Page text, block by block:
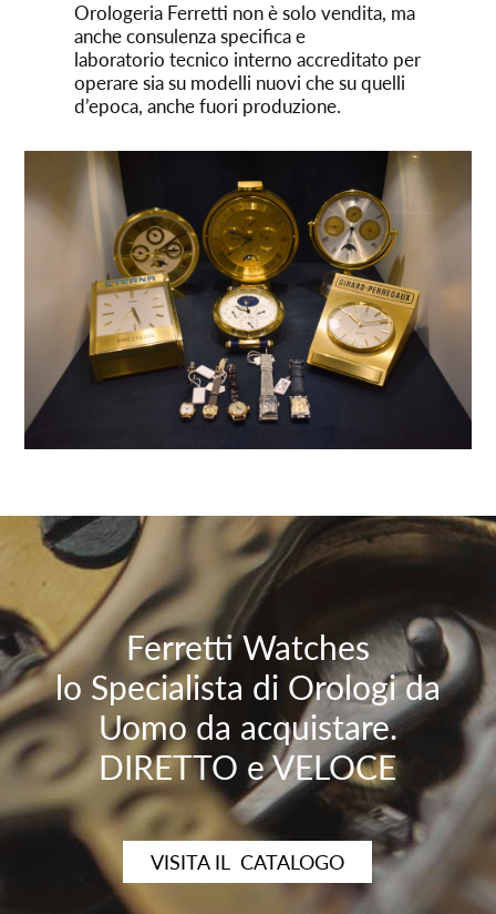
Orologeria Ferretti non è solo vendita, ma
anche consulenza specifica e
laboratorio tecnico interno accreditato per
operare sia su modelli nuovi che su quelli
d’epoca, anche fuori produzione.
Ferretti Watches
lo Specialista di Orologi da
Uomo da acquistare.
DIRETTO e VELOCE
VISITA IL CATALOGO